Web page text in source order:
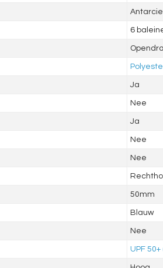
6
Ja
Nee
Ja
Nee
Nee
50mm
Blauw
Nee
UPF 50+